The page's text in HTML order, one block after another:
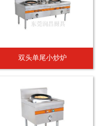
双头单尾小炒炉